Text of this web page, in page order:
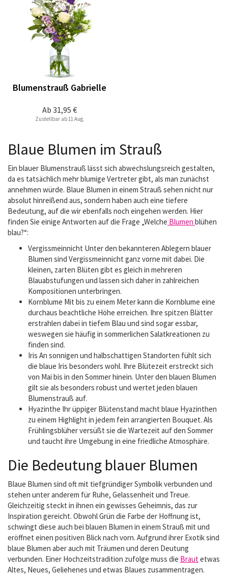
Ab 31,95 €
Blumenstrauß Gabrielle
Zustellbar ab 11 Aug.
Blaue Blumen im Strauß
Ein blauer Blumenstrauß lässt sich abwechslungsreich gestalten,
da es tatsächlich mehr blumige Vertreter gibt, als man zunächst
annehmen würde. Blaue Blumen in einem Strauß sehen nicht nur
absolut hinreißend aus, sondern haben auch eine tiefere
Bedeutung, auf die wir ebenfalls noch eingehen werden. Hier
finden Sie einige Antworten auf die Frage „Welche Blumen blühen
blau?“:
Vergissmeinnicht Unter den bekannteren Ablegern blauer
Blumen sind Vergissmeinnicht ganz vorne mit dabei. Die
kleinen, zarten Blüten gibt es gleich in mehreren
Blauabstufungen und lassen sich daher in zahlreichen
Kompositionen unterbringen.
Kornblume Mit bis zu einem Meter kann die Kornblume eine
durchaus beachtliche Höhe erreichen. Ihre spitzen Blätter
erstrahlen dabei in tiefem Blau und sind sogar essbar,
weswegen sie häufig in sommerlichen Salatkreationen zu
finden sind.
Iris An sonnigen und halbschattigen Standorten fühlt sich
die blaue Iris besonders wohl. Ihre Blütezeit erstreckt sich
von Mai bis in den Sommer hinein. Unter den blauen Blumen
gilt sie als besonders robust und wertet jeden blauen
Blumenstrauß auf.
Hyazinthe Ihr üppiger Blütenstand macht blaue Hyazinthen
zu einem Highlight in jedem fein arrangierten Bouquet. Als
Frühlingsblüher versüßt sie die Wartezeit auf den Sommer
und taucht ihre Umgebung in eine friedliche Atmosphäre.
Die Bedeutung blauer Blumen
Blaue Blumen sind oft mit tiefgründiger Symbolik verbunden und
stehen unter anderem für Ruhe, Gelassenheit und Treue.
Gleichzeitig steckt in ihnen ein gewisses Geheimnis, das zur
Inspiration gereicht. Obwohl Grün die Farbe der Hoffnung ist,
schwingt diese auch bei blauen Blumen in einem Strauß mit und
eröffnet einen positiven Blick nach vorn. Aufgrund ihrer Exotik sind
blaue Blumen aber auch mit Träumen und deren Deutung
verbunden. Einer Hochzeitstradition zufolge muss die Brautetwas
Altes, Neues, Geliehenes und etwas Blaues zusammentragen.